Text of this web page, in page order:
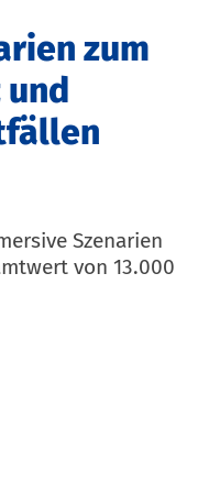
zum
und
Szenarien
von 13.000